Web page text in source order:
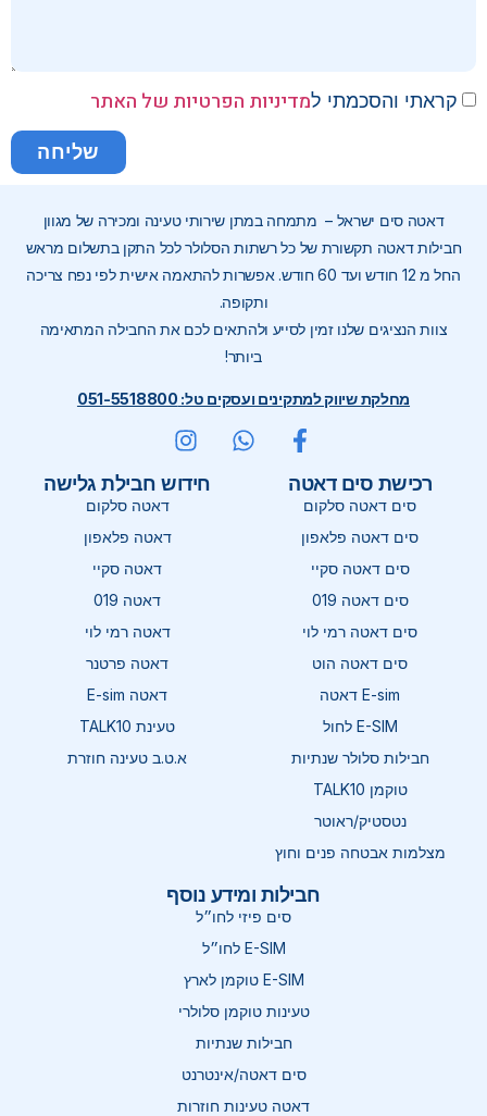
קראתי והסכמתי למדיניות הפרטיות של האתר
שליחה
דאטה סים ישראל – מתמחה במתן שירותי טעינה ומכירה של מגוון
חבילות דאטה תקשורת של כל רשתות הסלולר לכל התקן בתשלום מראש
החל מ 12 חודש ועד 60 חודש. אפשרות להתאמה אישית לפי נפח צריכה
ותקופה.
צוות הנציגים שלנו זמין לסייע ולהתאים לכם את החבילה המתאימה
ביותר!
מחלקת שיווק למתקינים ועסקים טל: 051-5518800
רכישת סים דאטה
סים דאטה סלקום
סים דאטה פלאפון
סים דאטה סקיי
סים דאטה 019
סים דאטה רמי לוי
סים דאטה הוט
E-sim דאטה
E-SIM לחול
חבילות סלולר שנתיות
טוקמן TALK10
נטסטיק/ראוטר
מצלמות אבטחה פנים וחוץ
חידוש חבילת גלישה
דאטה סלקום
דאטה פלאפון
דאטה סקיי
דאטה 019
דאטה רמי לוי
דאטה פרטנר
דאטה E-sim
טעינת TALK10
א.ט.ב טעינה חוזרת
חבילות ומידע נוסף
סים פיזי לחו״ל
E-SIM לחו״ל
E-SIM טוקמן לארץ
טעינות טוקמן סלולרי
חבילות שנתיות
סים דאטה/אינטרנט
דאטה טעינות חוזרות